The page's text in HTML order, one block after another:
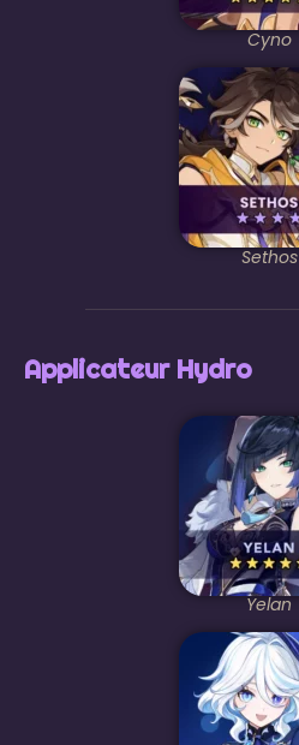
Cyno
Sethos
Applicateur Hydro
Yelan